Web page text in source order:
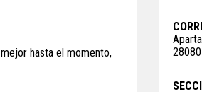
hasta el momento,